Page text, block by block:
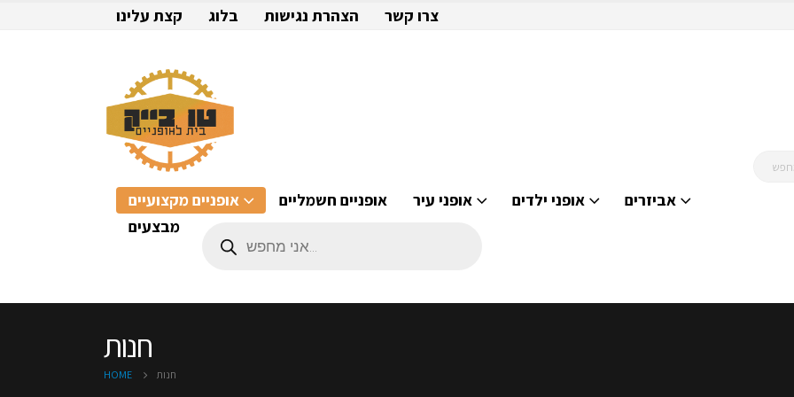
קצת עלינו בלוג הצהרת נגישות צרו קשר
אופניים מקצועיים אופניים חשמליים אופני עיר אופני ילדים
אביזרים
מבצעים
search
חנות
HOME חנות